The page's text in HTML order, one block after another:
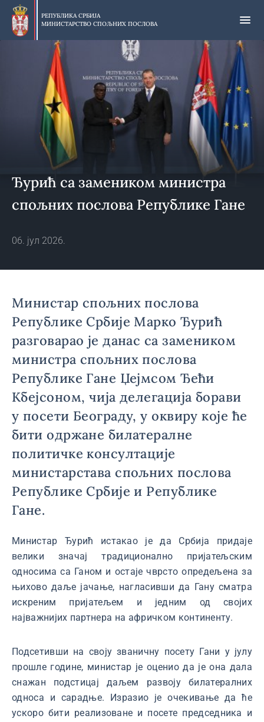
Прескочи
главни
део
РЕПУБЛИКА СРБИЈА
МИНИСТАРСТВО СПОЉНИХ ПОСЛОВА
Ђурић са замеником министра
спољних послова Републике Гане
06. јул 2026.
Министар спољних послова
Републике Србије Марко Ђурић
разговарао је данас са замеником
министра спољних послова
Републике Гане Џејмсом Ђећи
Кбејсоном, чија делегација борави
у посети Београду, у оквиру које ће
бити одржане билатералне
политичке консултације
министарстава спољних послова
Републике Србије и Републике
Гане.
Министар Ђурић истакао је да Србија придаје
велики значај традиционално пријатељским
односима са Ганом и остаје чврсто опредељена за
њихово даље јачање, нагласивши да Гану сматра
искреним пријатељем и једним од својих
најважнијих партнера на афричком континенту.
Подсетивши на своју званичну посету Гани у јулу
прошле године, министар је оценио да је она дала
снажан подстицај даљем развоју билатералних
односа и сарадње. Изразио је очекивање да ће
ускоро бити реализоване и посете председника и